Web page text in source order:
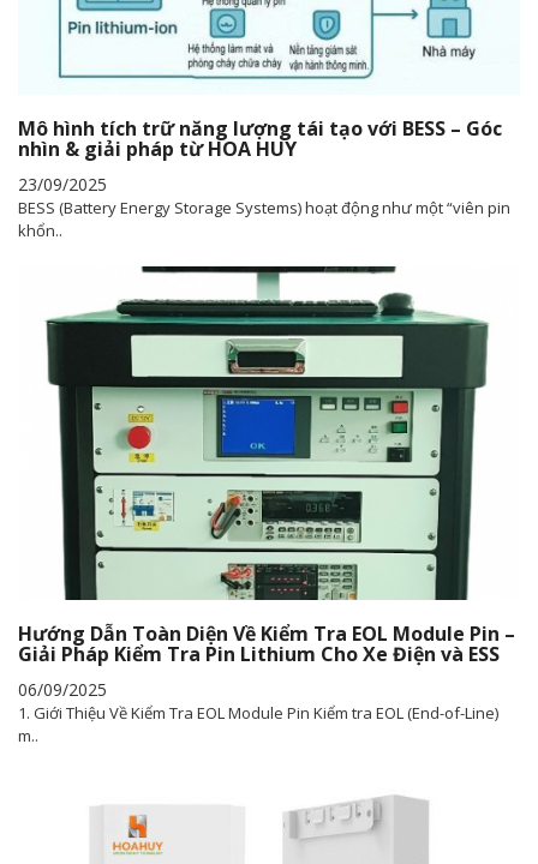
Mô hình tích trữ năng lượng tái tạo với BESS – Góc
nhìn & giải pháp từ HOA HUY
23/09/2025
BESS (Battery Energy Storage Systems) hoạt động như một “viên pin
khổn..
Hướng Dẫn Toàn Diện Về Kiểm Tra EOL Module Pin –
Giải Pháp Kiểm Tra Pin Lithium Cho Xe Điện và ESS
06/09/2025
1. Giới Thiệu Về Kiểm Tra EOL Module Pin Kiểm tra EOL (End-of-Line)
m..